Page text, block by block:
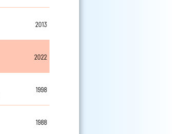
2013
2022
1998
1988